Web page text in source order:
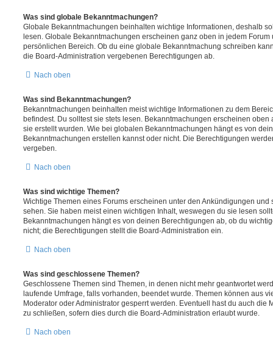
Was sind globale Bekanntmachungen?
Globale Bekanntmachungen beinhalten wichtige Informationen, deshalb
lesen. Globale Bekanntmachungen erscheinen ganz oben in jedem
persönlichen Bereich. Ob du eine globale Bekanntmachung schreiben
die Board-Administration vergebenen Berechtigungen ab.
Nach oben
Was sind Bekanntmachungen?
Bekanntmachungen beinhalten meist wichtige Informationen zu dem
befindest. Du solltest sie stets lesen. Bekanntmachungen erscheinen oben
sie erstellt wurden. Wie bei globalen Bekanntmachungen hängt es von
Bekanntmachungen erstellen kannst oder nicht. Die Berechtigungen
vergeben.
Nach oben
Was sind wichtige Themen?
Wichtige Themen eines Forums erscheinen unter den Ankündigungen und
sehen. Sie haben meist einen wichtigen Inhalt, weswegen du sie lesen
Bekanntmachungen hängt es von deinen Berechtigungen ab, ob du
nicht; die Berechtigungen stellt die Board-Administration ein.
Nach oben
Was sind geschlossene Themen?
Geschlossene Themen sind Themen, in denen nicht mehr geantwortet
laufende Umfrage, falls vorhanden, beendet wurde. Themen können aus
Moderator oder Administrator gesperrt werden. Eventuell hast du auch die
zu schließen, sofern dies durch die Board-Administration erlaubt wurde.
Nach oben